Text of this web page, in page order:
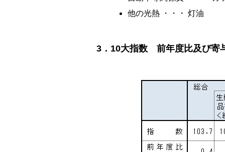
他の光熱 ・・・ 灯油
3．10大指数 前年度比及び寄